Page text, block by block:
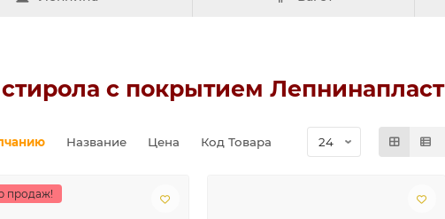
с покрытием Лепнинапласт
Название Цена Код Товара
продаж!